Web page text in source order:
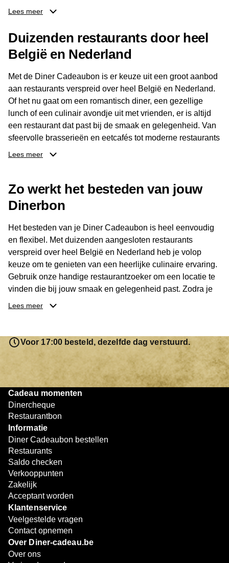
ontvanger eenvoudig een locatie kiezen die past bij de
smaak en gelegenheid. Zo geeft de Diner Cadeaubon niet
alleen een diner, maar ook een gezellig moment om
Lees meer
Duizenden restaurants door heel
België en Nederland
Met de Diner Cadeaubon is er keuze uit een groot aanbod
aan restaurants verspreid over heel België en Nederland.
Of het nu gaat om een romantisch diner, een gezellige
lunch of een culinair avondje uit met vrienden, er is altijd
een restaurant dat past bij de smaak en gelegenheid. Van
sfeervolle brasserieën en eetcafés tot moderne restaurants
en gastronomische locaties: er is voor ieder wat wils.
buurt, bijvoorbeeld in Brussel, Antwerpen, Gent of Brugge.
De ontvanger kiest zelf waar en wanneer er wordt genoten
van deze culinaire ervaring. Zo is de Diner Cadeaubon
niet alleen een diner, maar een bijzondere belevenis.
Lees meer
Zo werkt het besteden van jouw
Dinerbon
Het besteden van je Diner Cadeaubon is heel eenvoudig
en flexibel. Met duizenden aangesloten restaurants
verspreid over heel België en Nederland heb je volop
keuze om te genieten van een heerlijke culinaire ervaring.
Gebruik onze handige restaurantzoeker om een locatie te
vinden die bij jouw smaak en gelegenheid past. Zodra je
je keuze hebt gemaakt, kun je eenvoudig reserveren en na
resterende bedrag blijft gewoon op de bon staan en kan
later worden gebruikt. Zo geniet je keer op keer van
bijzondere eetmomenten.
Lees meer
Voor 17:00 besteld, dezelfde dag verstuurd.
Cadeau momenten
Dinercheque
Restaurantbon
Informatie
Diner Cadeaubon bestellen
Restaurants
Saldo checken
Verkooppunten
Zakelijk
Acceptant worden
Klantenservice
Veelgestelde vragen
Contact opnemen
Over Diner-cadeau.be
Over ons